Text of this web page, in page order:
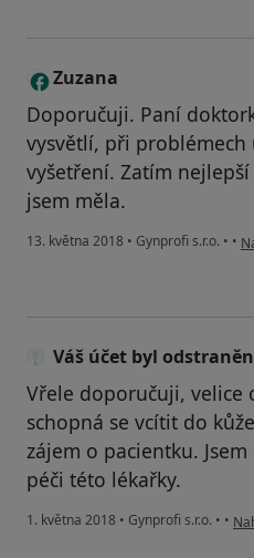
Z Zuzana
Doporučuji. Paní
vysvětlí, při problémech
vyšetření. Zatím
jsem měla.
13. května 2018 • Gynprofi s.r.o. • •
Váš účet byl odstraněn
Vřele doporučuji, velice
schopná se vcítit do
zájem o pacientku.
péči této lékařky.
1. května 2018 • Gynprofi s.r.o. • •